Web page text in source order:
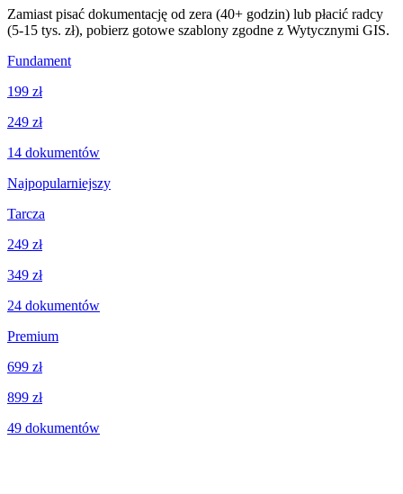
Zamiast pisać dokumentację od zera (40+ godzin) lub płacić radcy
(5-15 tys. zł), pobierz gotowe szablony zgodne z Wytycznymi GIS.
Fundament
199 zł
249 zł
14 dokumentów
Najpopularniejszy
Tarcza
249 zł
349 zł
24 dokumentów
Premium
699 zł
899 zł
49 dokumentów